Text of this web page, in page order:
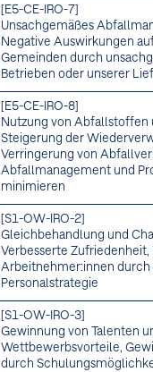
[E5-CE-IRO-7]
Unsachgemäßes
Negative Auswirkungen
Gemeinden durch
Betrieben oder unserer
[E5-CE-IRO-8]
Nutzung von
Steigerung der
Verringerung von
Abfallmanagement und
minimieren
[S1-OW-IRO-2]
Gleichbehandlung und
Verbesserte
Arbeitnehmer:innen durch
Personalstrategie
[S1-OW-IRO-3]
Gewinnung von Talenten
Wettbewerbsvorteile,
durch